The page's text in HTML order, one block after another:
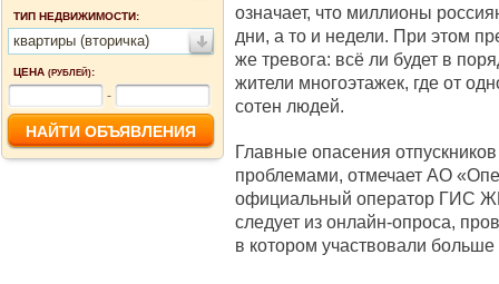
ТИП НЕДВИЖИМОСТИ:
квартиры (вторичка)
ЦЕНА (РУБЛЕЙ):
-
означает, что миллионы
дни, а то и недели. При этом
же тревога: всё ли будет в
жители многоэтажек, где от
сотен людей.
Главные опасения
проблемами, отмечает АО
официальный оператор ГИС
следует из онлайн-опроса,
в котором участвовали